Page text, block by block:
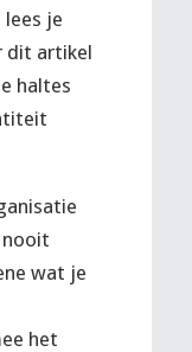
lees je
dit artikel
haltes
nooit
wat je
het